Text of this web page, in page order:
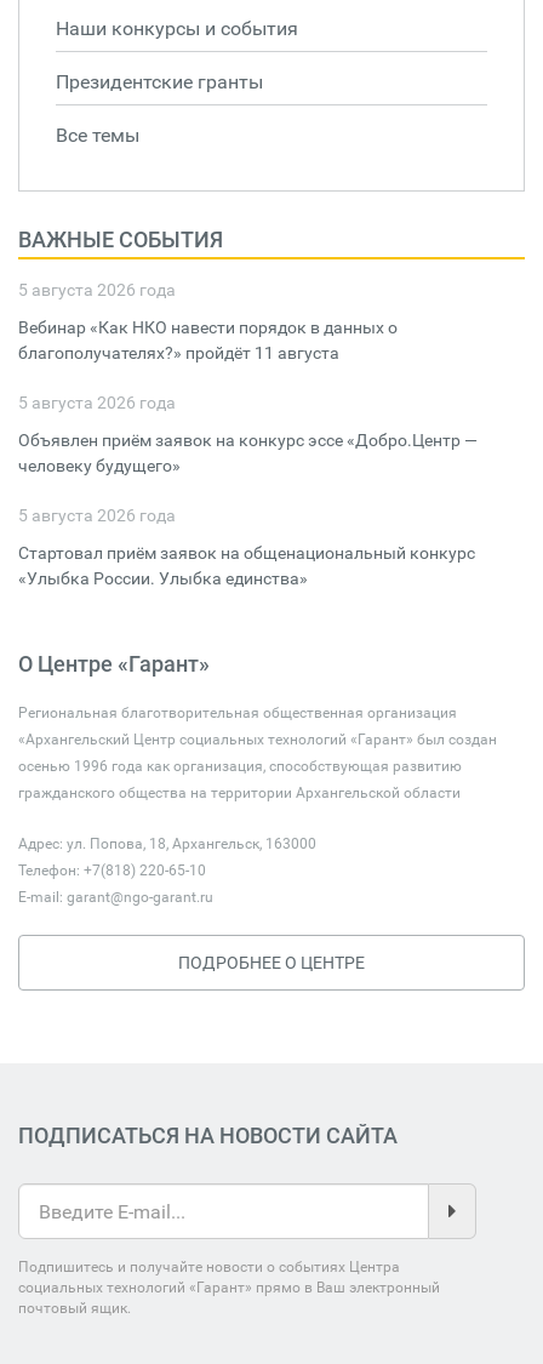
Наши конкурсы и события
Президентские гранты
Все темы
ВАЖНЫЕ СОБЫТИЯ
5 августа 2026 года
Вебинар «Как НКО навести порядок в данных о
благополучателях?» пройдёт 11 августа
5 августа 2026 года
Объявлен приём заявок на конкурс эссе «Добро.Центр —
человеку будущего»
5 августа 2026 года
Стартовал приём заявок на общенациональный конкурс
«Улыбка России. Улыбка единства»
О Центре «Гарант»
Региональная благотворительная общественная организация
«Архангельский Центр социальных технологий «Гарант» был создан
осенью 1996 года как организация, способствующая развитию
гражданского общества на территории Архангельской области
Адрес: ул. Попова, 18, Архангельск, 163000
Телефон: +7(818) 220-65-10
E-mail: garant@ngo-garant.ru
ПОДРОБНЕЕ О ЦЕНТРЕ
ПОДПИСАТЬСЯ НА НОВОСТИ САЙТА
Подпишитесь и получайте новости о событиях Центра
социальных технологий «Гарант» прямо в Ваш электронный
почтовый ящик.